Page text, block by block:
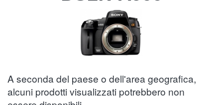
A seconda del paese o dell'area geografica,
alcuni prodotti visualizzati potrebbero non